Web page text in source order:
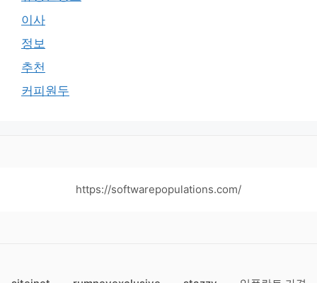
이사
정보
추천
커피원두
https://softwarepopulations.com/